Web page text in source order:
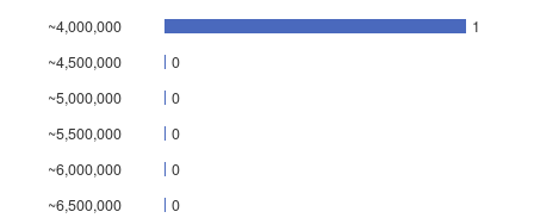
~4,000,000
1
~4,500,000
0
~5,000,000
0
~5,500,000
0
~6,000,000
0
~6,500,000
0